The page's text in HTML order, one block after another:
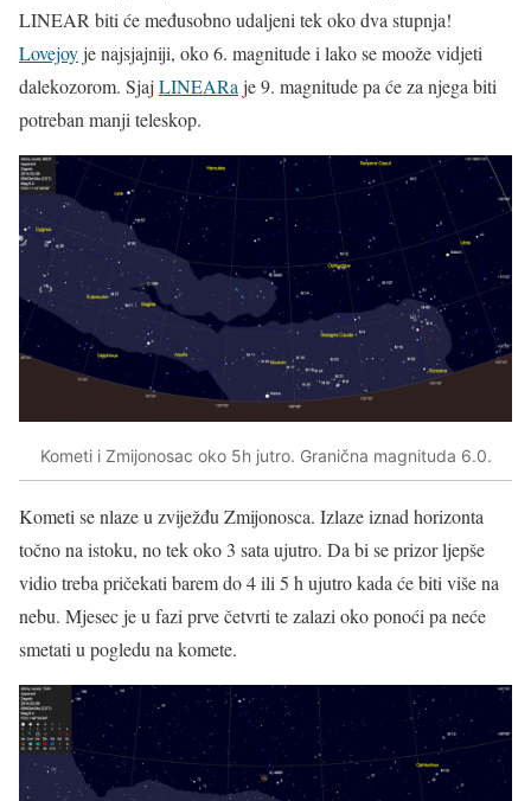
LINEAR biti će međusobno udaljeni tek oko dva stupnja!
Lovejoyje najsjajniji, oko 6. magnitude i lako se moože vidjeti
dalekozorom. Sjaj LINEARa je 9. magnitude pa će za njega biti
potreban manji teleskop.
Kometi i Zmijonosac oko 5h jutro. Granična magnituda 6.0.
Kometi se nlaze u zviježđu Zmijonosca. Izlaze iznad horizonta
točno na istoku, no tek oko 3 sata ujutro. Da bi se prizor ljepše
vidio treba pričekati barem do 4 ili 5 h ujutro kada će biti više na
nebu. Mjesec je u fazi prve četvrti te zalazi oko ponoći pa neće
smetati u pogledu na komete.